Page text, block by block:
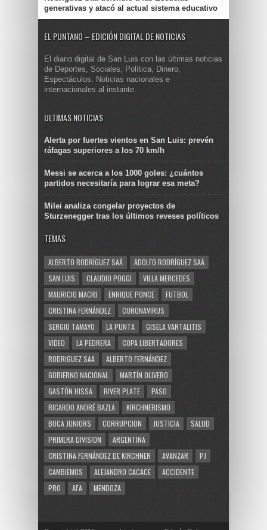
generativas y atacó al actual sistema educativo
EL PUNTANO – EDICIÓN DIGITAL DE NOTICIAS
El diario digital de San Luis con las últimas noticias
de Deportes, Sociales, Política, Dinero,
Espectáculos. Noticias nacionales e
internacionales al instante.
ULTIMAS NOTICIAS
Alerta por fuertes vientos en San Luis: prevén
ráfagas superiores a los 70 km/h
Messi se acerca a los 1000 goles: ¿cuántos
partidos necesitaría para lograr esa meta?
Milei analiza congelar proyectos de
Sturzenegger tras los últimos reveses políticos
TEMAS
ALBERTO RODRÍGUEZ SAÁ
ADOLFO RODRÍGUEZ SAÁ
SAN LUIS
CLAUDIO POGGI
VILLA MERCEDES
MAURICIO MACRI
ENRIQUE PONCE
FUTBOL
CRISTINA FERNÁNDEZ
CORONAVIRUS
SERGIO TAMAYO
LA PUNTA
GISELA VARTALITIS
VIDEO
LA PEDRERA
COPA LIBERTADORES
RODRIGUEZ SAA
ALBERTO FERNÁNDEZ
GOBIERNO NACIONAL
MARTÍN OLIVERO
GASTÓN HISSA
RIVER PLATE
PASO
RICARDO ANDRÉ BAZLA
KIRCHNERISMO
BOCA JUNIORS
CORRUPCION JUSTICIA
SALUD
PRIMERA DIVISION
ARGENTINA
CRISTINA FERNÁNDEZ DE KIRCHNER
AVANZAR
PJ
CAMBIEMOS
ALEJANDRO CACACE
ACCIDENTE
PRO
AFA MENDOZA